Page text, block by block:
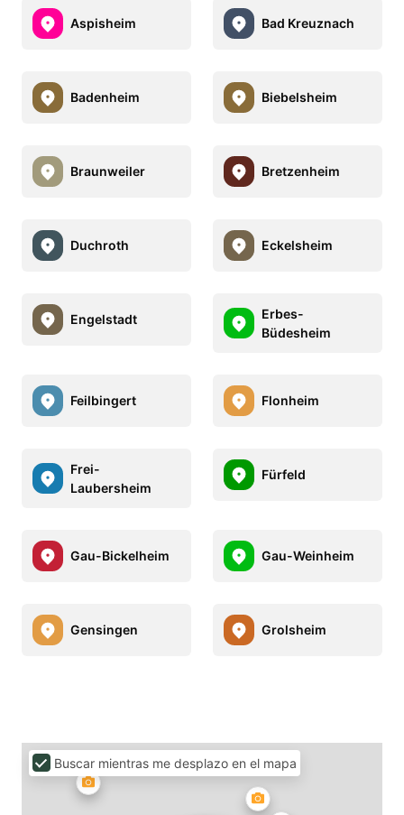
Aspisheim Bad Kreuznach
Badenheim Biebelsheim
Braunweiler Bretzenheim
Duchroth Eckelsheim
Engelstadt
Erbes-
Büdesheim
Feilbingert Flonheim
Frei-
Laubersheim
Fürfeld
Gau-Bickelheim Gau-Weinheim
Gensingen Grolsheim
Buscar mientras me desplazo en el mapa